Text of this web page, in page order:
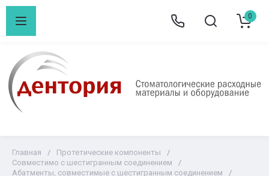
0
Главная / Протетические компоненты
/
Совместимо с шестигранным соединением
/
Абатменты, совместимые с шестигранным соединением
/